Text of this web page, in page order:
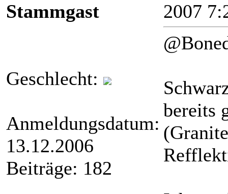
Stammgast
Geschlecht:
Anmeldungsdatum:
13.12.2006
Beiträge: 182
2007
bereits